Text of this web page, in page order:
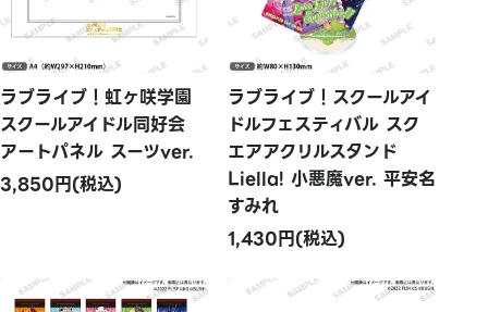
ラブライブ！虹ヶ咲学園
スクールアイドル同好会
アートパネル スーツver.
3,850円(税込)
ラブライブ！スクールアイ
ドルフェスティバル スク
エアアクリルスタンド
Liella! 小悪魔ver. 平安名
すみれ
1,430円(税込)